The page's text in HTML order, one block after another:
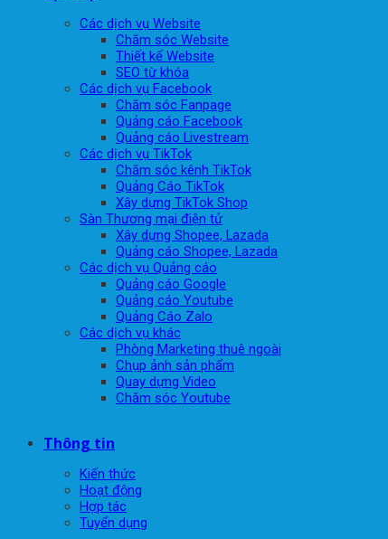
Các dịch vụ Website
Chăm sóc Website
Thiết kế Website
SEO từ khóa
Các dịch vụ Facebook
Chăm sóc Fanpage
Quảng cáo Facebook
Quảng cáo Livestream
Các dịch vụ TikTok
Chăm sóc kênh TikTok
Quảng Cáo TikTok
Xây dựng TikTok Shop
Sàn Thương mại điện tử
Xây dựng Shopee, Lazada
Quảng cáo Shopee, Lazada
Các dịch vụ Quảng cáo
Quảng cáo Google
Quảng cáo Youtube
Quảng Cáo Zalo
Các dịch vụ khác
Phòng Marketing thuê ngoài
Chụp ảnh sản phẩm
Quay dựng Video
Chăm sóc Youtube
Thông tin
Kiến thức
Hoạt động
Hợp tác
Tuyển dụng